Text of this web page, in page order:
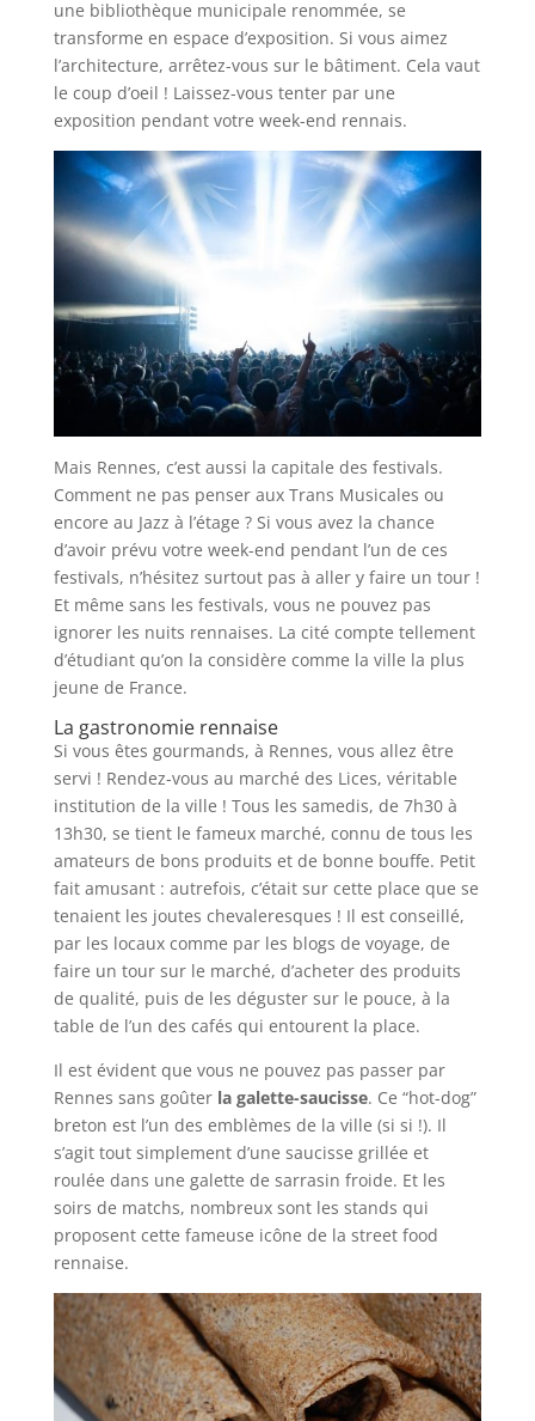
une bibliothèque municipale renommée, se
transforme en espace d’exposition. Si vous aimez
l’architecture, arrêtez-vous sur le bâtiment. Cela vaut
le coup d’oeil ! Laissez-vous tenter par une
exposition pendant votre week-end rennais.
Mais Rennes, c’est aussi la capitale des festivals.
Comment ne pas penser aux Trans Musicales ou
encore au Jazz à l’étage ? Si vous avez la chance
d’avoir prévu votre week-end pendant l’un de ces
festivals, n’hésitez surtout pas à aller y faire un tour !
Et même sans les festivals, vous ne pouvez pas
ignorer les nuits rennaises. La cité compte tellement
d’étudiant qu’on la considère comme la ville la plus
jeune de France.
La gastronomie rennaise
Si vous êtes gourmands, à Rennes, vous allez être
servi ! Rendez-vous au marché des Lices, véritable
institution de la ville ! Tous les samedis, de 7h30 à
13h30, se tient le fameux marché, connu de tous les
amateurs de bons produits et de bonne bouffe. Petit
fait amusant : autrefois, c’était sur cette place que se
tenaient les joutes chevaleresques ! Il est conseillé,
par les locaux comme par les blogs de voyage, de
faire un tour sur le marché, d’acheter des produits
de qualité, puis de les déguster sur le pouce, à la
table de l’un des cafés qui entourent la place.
Il est évident que vous ne pouvez pas passer par
Rennes sans goûter la galette-saucisse. Ce “hot-dog”
breton est l’un des emblèmes de la ville (si si !). Il
s’agit tout simplement d’une saucisse grillée et
roulée dans une galette de sarrasin froide. Et les
soirs de matchs, nombreux sont les stands qui
proposent cette fameuse icône de la street food
rennaise.